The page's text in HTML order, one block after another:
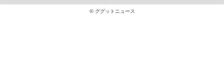
© ググットニュース